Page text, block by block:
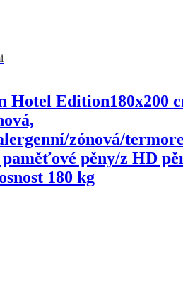
Hotel Edition180x200
zónová/
paměťové pěny/z HD
180 kg